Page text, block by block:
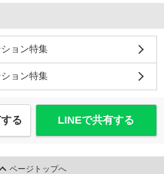
ョン特集
ョン特集
る LINEで共有する
ページトップへ